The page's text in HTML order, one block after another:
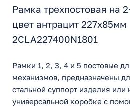
Рамка трехпостовая на
цвет антрацит 227х85мм
2CLA227400N1801
Рамки 1, 2, 3, 4 и 5 постовые
механизмов, предназначены
стальной суппорт изделия или
универсальной коробке с